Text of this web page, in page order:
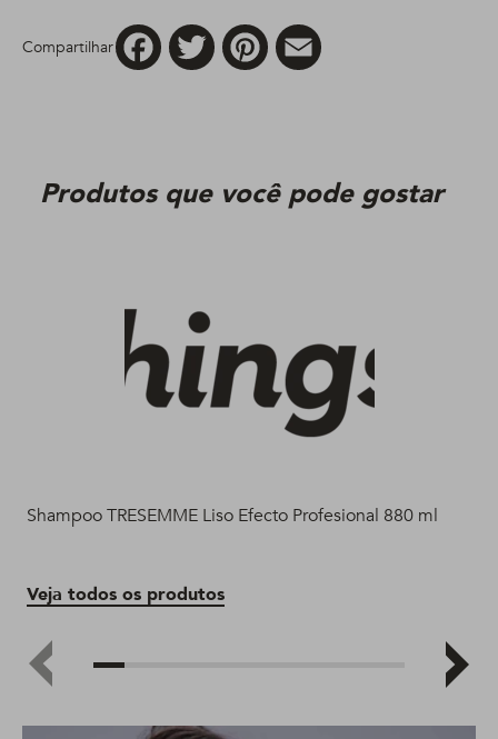
Compartilhar
FacebookTwitter Pinterest
Produtos que você pode gostar
Shampoo TRESEMME Liso Efecto Profesional 880 ml
Veja todos os produtos